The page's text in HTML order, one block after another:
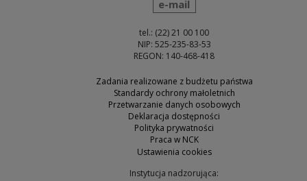
wyślij wiadomość
e-mail
tel.: (22) 21 00 100
NIP: 525-235-83-53
REGON: 140-468-418
Zadania realizowane z budżetu państwa
Standardy ochrony małoletnich
Przetwarzanie danych osobowych
Deklaracja dostępności
Polityka prywatności
Praca w NCK
Ustawienia cookies
Instytucja nadzorująca: